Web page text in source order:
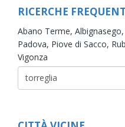
RICERCHE
Abano Terme, Albignasego,
Padova, Piove di Sacco,
Vigonza